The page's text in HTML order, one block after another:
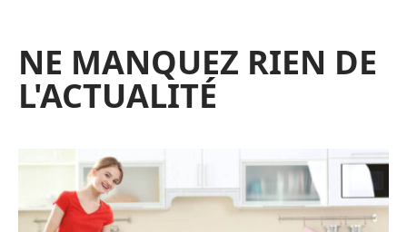
NE MANQUEZ RIEN DE
L'ACTUALITÉ